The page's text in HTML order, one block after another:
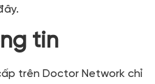
tin
trên Doctor Network chỉ